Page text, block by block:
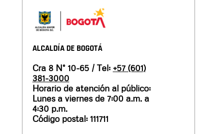
ALCALDÍA DE BOGOTÁ
Cra 8 N° 10-65 / Tel: +57 (601)
381-3000
Horario de atención al público:
Lunes a viernes de 7:00 a.m. a
4:30 p.m.
Código postal: 111711